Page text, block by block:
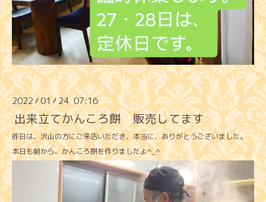
2022/01/ 24 07:16
出来立てかんころ餅 販売してます
昨日は、沢山の方にご来店いただき、本当に、ありがとうございました。
本日も朝から、かんころ餅を作りましたよ^_^